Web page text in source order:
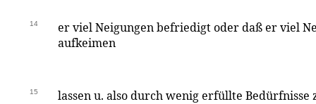
14
er viel Neigungen befriedigt oder daß er viel
aufkeimen
15 lassen u. also durch wenig erfüllte Bedürfnisse